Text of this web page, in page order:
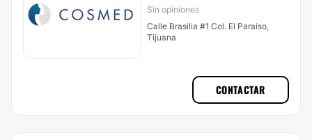
Sin opiniones
Calle Brasilia #1 Col. El Paraiso,
Tijuana
CONTACTAR